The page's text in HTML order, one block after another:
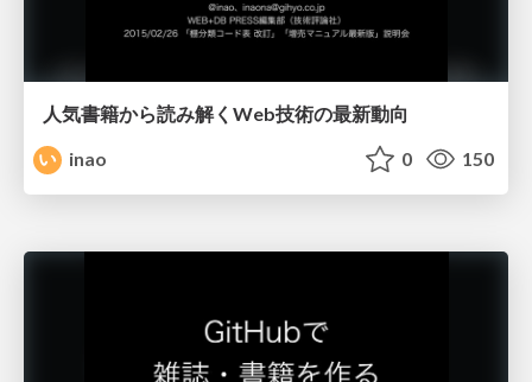
人気書籍から読み解くWeb技術の最新動向
inao
0 150